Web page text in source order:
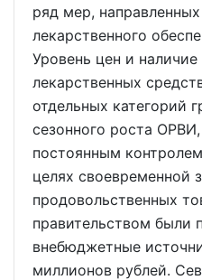
ряд мер,
лекарственного
Уровень цен и
лекарственных
отдельных категорий
сезонного роста
постоянным
целях своевременной
продовольственных
правительством были
внебюджетные
миллионов рублей.